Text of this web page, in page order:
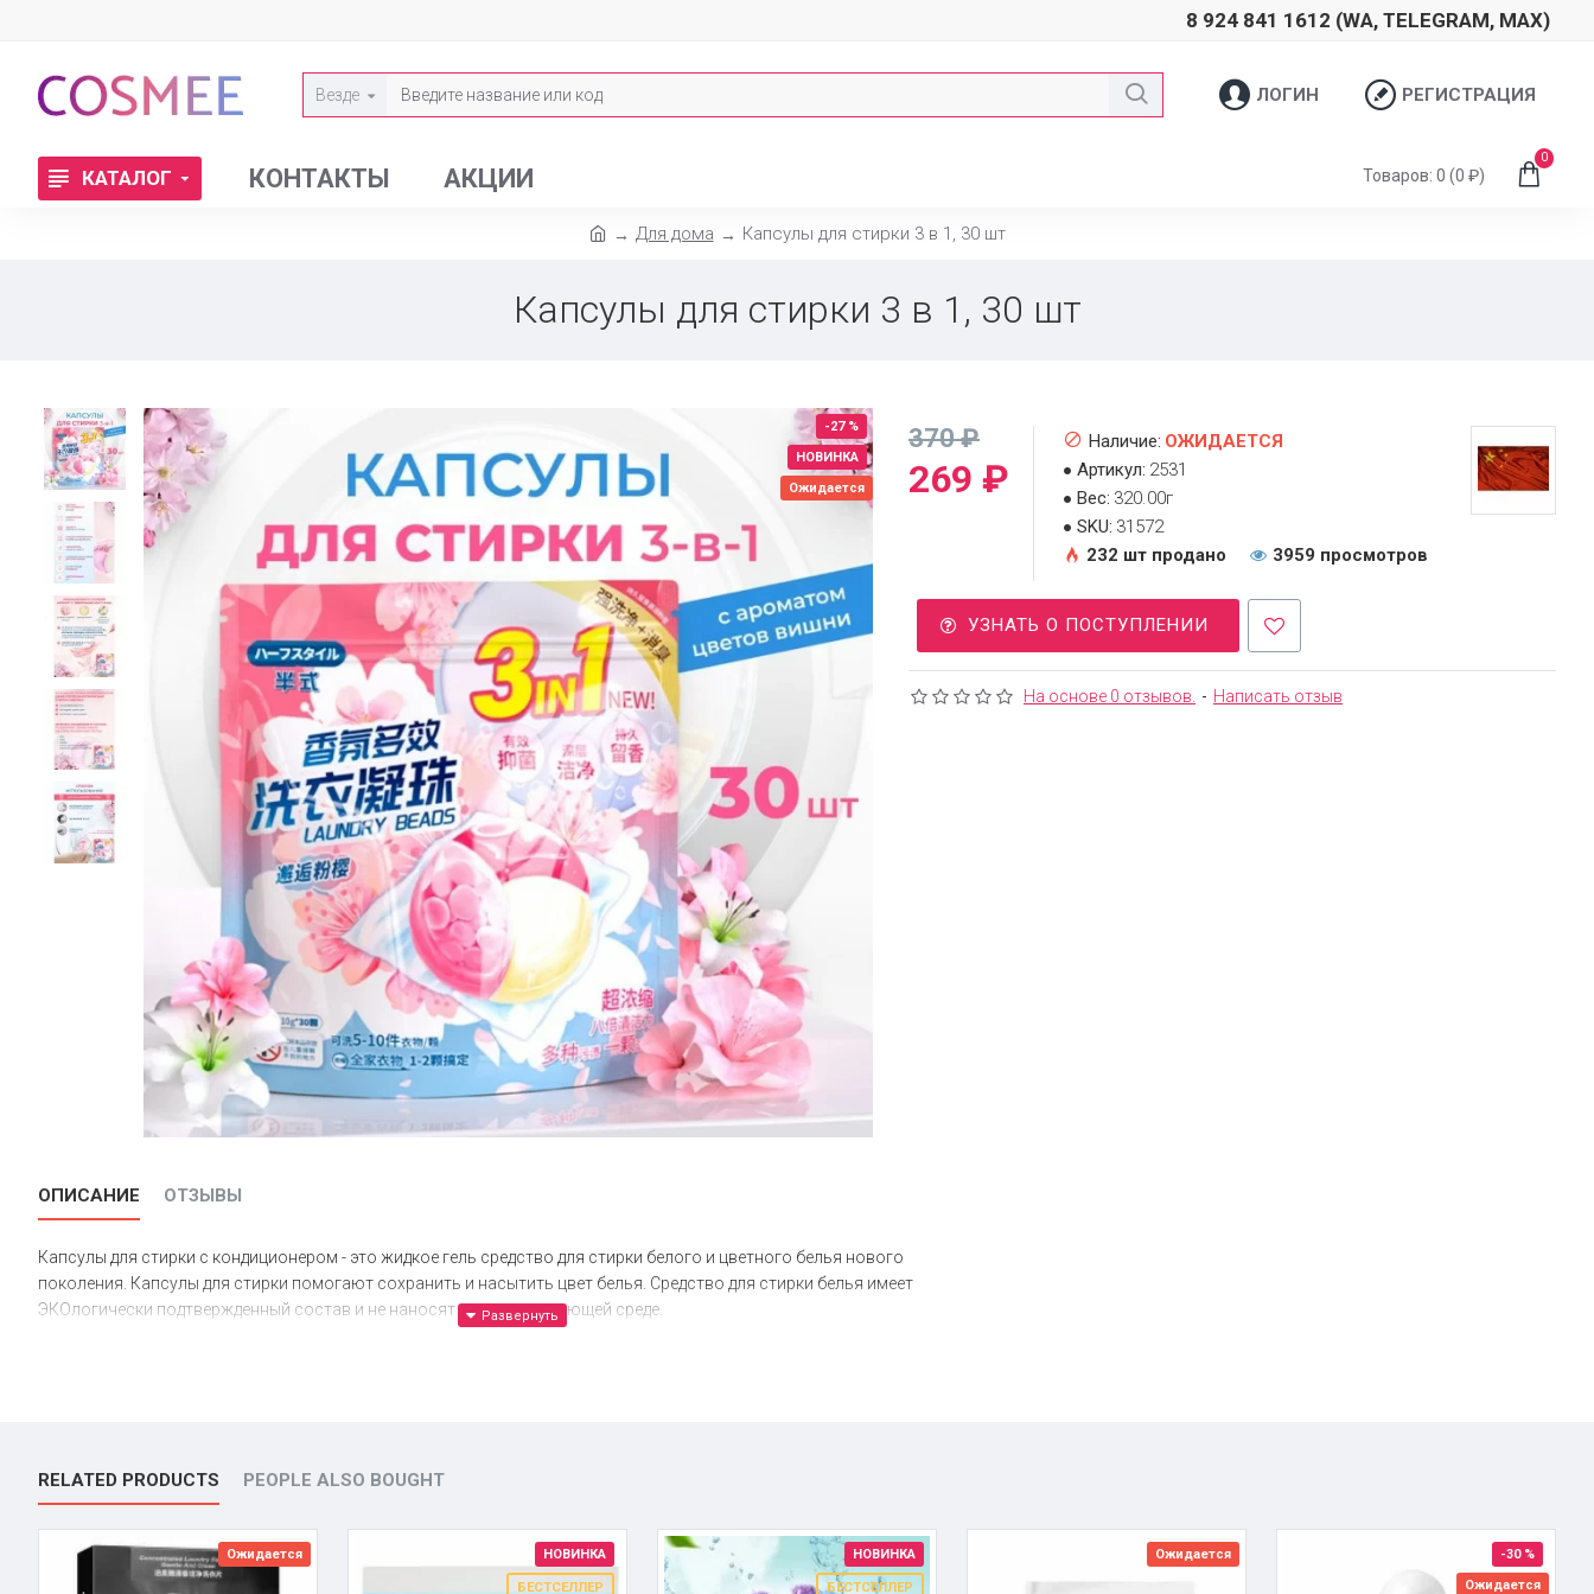
8 924 841 1612 (WA, TELEGRAM, MAX)
Везде ЛОГИН РЕГИСТРАЦИЯ
КАТАЛОГ КОНТАКТЫ АКЦИИ Товаров: 0 (0 ₽)
0
Для дома Капсулы для стирки 3 в 1, 30 шт
Капсулы для стирки 3 в 1, 30 шт
НОВИНКА
-27 %
Ожидается
На основе 0 отзывов. - Написать отзыв
269 ₽
370 ₽ Наличие: ОЖИДАЕТСЯ
Артикул: 2531
Вес: 320.00г
SKU: 31572
232 шт продано
3959 просмотров
УЗНАТЬ О ПОСТУПЛЕНИИ
ОПИСАНИЕ ОТЗЫВЫ
Капсулы для стирки с кондиционером - это жидкое гель средство для стирки белого и цветного белья нового
поколения. Капсулы для стирки помогают сохранить и насытить цвет белья. Средство для стирки белья имеет
ЭКОлогически подтвержденный состав и не наносят вреда окружающей среде.
Мощная, сверхконцентрированная формула, которая эффективно справляется с любыми типами загрязнений и
сложными пятнами. Специальный компонент смягчает волокна ткани и защищает их от деформации. Дополнительный
кондиционер не нужен.
RELATED PRODUCTS PEOPLE ALSO BOUGHT
Ожидается НОВИНКА
БЕСТСЕЛЛЕР
НОВИНКА
БЕСТСЕЛЛЕР
Ожидается
-30 %
Ожидается